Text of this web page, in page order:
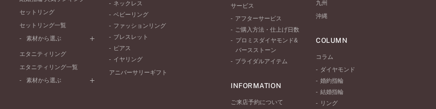
モード
エレガント
ゴージャス
20万円～30万円
10万円～20万円
セットリング
セットリング一覧
素材から選ぶ
プラチナ
ペールブラウンゴールド
エタニティリング
エタニティリング一覧
素材から選ぶ
ネックレス
ベビーリング
ファッションリング
ブレスレット
ピアス
イヤリング
アニバーサリーギフト
サービス
アフターサービス
ご購入方法・仕上げ日数
プロミスダイヤモンド&
バースストーン
ブライダルアイテム
INFORMATION
ご来店予約について
九州
沖縄
COLUMN
コラム
ダイヤモンド
婚約指輪
結婚指輪
リング